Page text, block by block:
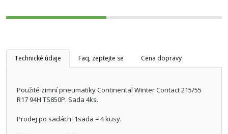
Technické údaje Faq, zeptejte se Cena dopravy
Použité zimní pneumatiky Continental Winter Contact 215/55
R17 94H TS850P. Sada 4ks.
Prodej po sadách. 1sada = 4 kusy.